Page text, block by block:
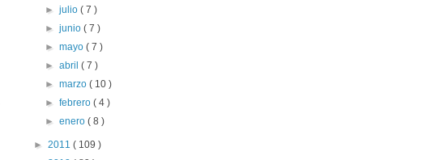
►julio( 7 )
►junio( 7 )
►mayo( 7 )
►abril( 7 )
►marzo( 10 )
►febrero( 4 )
►enero( 8 )
► 2011 ( 109 )